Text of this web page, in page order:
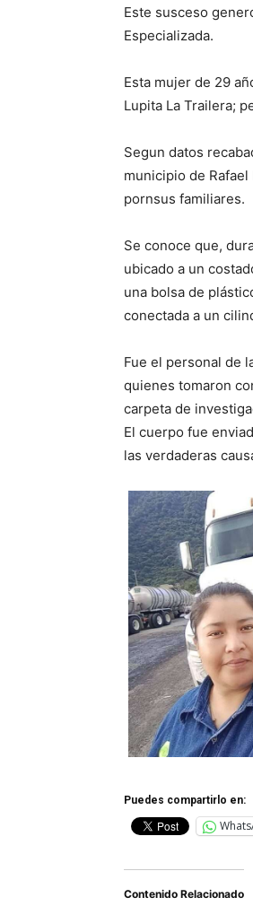
Este susceso
Especializada.
Esta mujer de 29
Lupita La Trailera;
Segun datos
municipio de
pornsus familiares.
Se conoce que,
ubicado a un
una bolsa de
conectada a un
Fue el personal de
quienes tomaron
carpeta de
El cuerpo fue
las verdaderas
Puedes compartirlo en:
Contenido Relacionado